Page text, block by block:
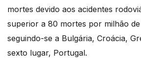
mortes devido aos acidentes
superior a 80 mortes por milhão
seguindo-se a Bulgária, Croácia,
sexto lugar, Portugal.